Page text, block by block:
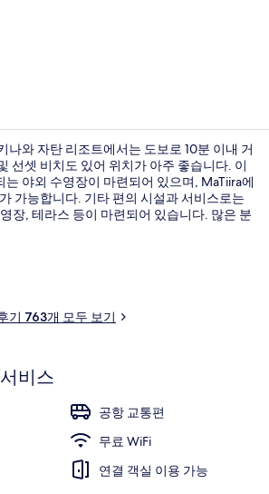
나와 자탄 리조트에서는 도보로 10분 이내 거
선셋 비치도 있어 위치가 아주 좋습니다. 이
야외 수영장이 마련되어 있으며, MaTiira에
가능합니다. 기타 편의 시설과 서비스로는
장, 테라스 등이 마련되어 있습니다. 많은 분
기 763개 모두 보기
비스
공항 교통편
무료 WiFi
연결 객실 이용 가능